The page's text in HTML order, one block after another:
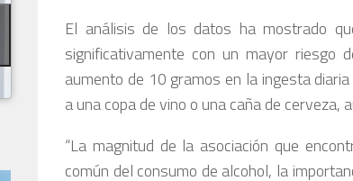
El análisis de los datos ha mostrado
significativamente con un mayor riesgo
aumento de 10 gramos en la ingesta
a una copa de vino o una caña de
“La magnitud de la asociación que
común del consumo de alcohol, la